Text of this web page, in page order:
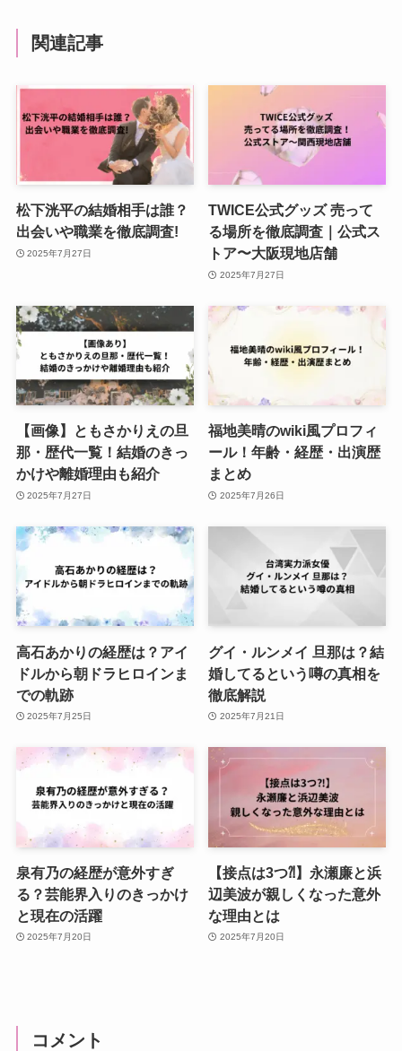
関連記事
松下洸平の結婚相手は誰？
出会いや職業を徹底調査!
2025年7月27日
TWICE公式グッズ 売って
る場所を徹底調査｜公式ス
トア〜大阪現地店舗
2025年7月27日
【画像】ともさかりえの旦
那・歴代一覧！結婚のきっ
かけや離婚理由も紹介
2025年7月27日
福地美晴のwiki風プロフィ
ール！年齢・経歴・出演歴
まとめ
2025年7月26日
高石あかりの経歴は？アイ
ドルから朝ドラヒロインま
での軌跡
2025年7月25日
グイ・ルンメイ 旦那は？結
婚してるという噂の真相を
徹底解説
2025年7月21日
泉有乃の経歴が意外すぎ
る？芸能界入りのきっかけ
と現在の活躍
2025年7月20日
【接点は3つ⁈】永瀬廉と浜
辺美波が親しくなった意外
な理由とは
2025年7月20日
コメント